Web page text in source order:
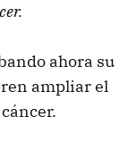
ahora su
ampliar el